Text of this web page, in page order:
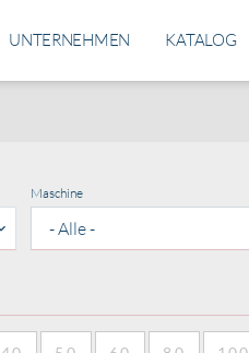
UNTERNEHMEN KATALOG
Maschine
- Alle -